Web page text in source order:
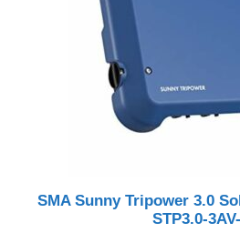
SMA Sunny Tripower 3.0
STP3.0-